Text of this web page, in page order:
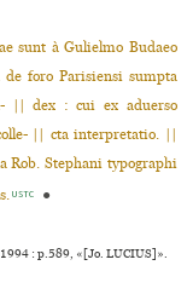
sunt à Gulielmo Budaeo
foro Parisiensi sumpta
|| dex : cui ex aduerso
|| cta interpretatio. ||
Rob. Stephani typographi
USTC ●
: p.589, «[Jo. LUCIUS]».